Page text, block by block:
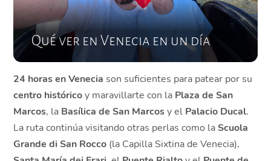
Qué ver en Venecia en un día
24 horas en Venecia son suficientes para patear por su
centro históricoy maravillarte con la Plaza de San
Marcos, la Basílica de San Marcosy el Palacio Ducal.
La ruta continúa visitando otras perlas como la Scuola
Grande di San Rocco (la Capilla Sixtina de Venecia),